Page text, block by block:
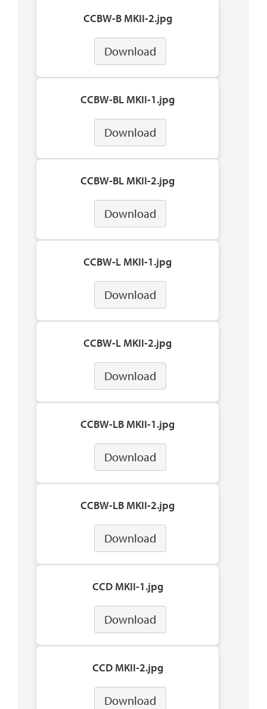
CCBW-B MKII-2.jpg
Download
CCBW-BL MKII-1.jpg
Download
CCBW-BL MKII-2.jpg
Download
CCBW-L MKII-1.jpg
Download
CCBW-L MKII-2.jpg
Download
CCBW-LB MKII-1.jpg
Download
CCBW-LB MKII-2.jpg
Download
CCD MKII-1.jpg
Download
CCD MKII-2.jpg
Download